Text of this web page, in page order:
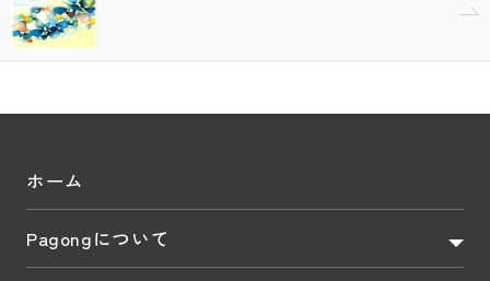
ホーム
Pagongについて